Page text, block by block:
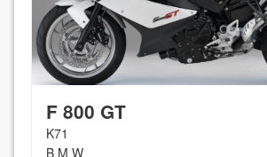
F 800 GT
K71
B M W